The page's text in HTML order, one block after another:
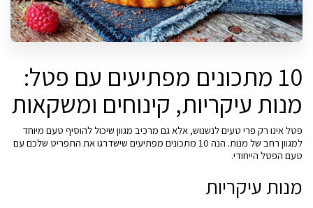
10 מתכונים מפתיעים עם פטל:
מנות עיקריות, קינוחים ומשקאות
פטל אינו רק פרי טעים לנשנוש, אלא גם מרכיב מגוון שיכול להוסיף טעם מיוחד
למגוון רחב של מנות. הנה 10 מתכונים מפתיעים שישדרגו את התפריט שלכם עם
טעם הפטל הייחודי.
מנות עיקריות